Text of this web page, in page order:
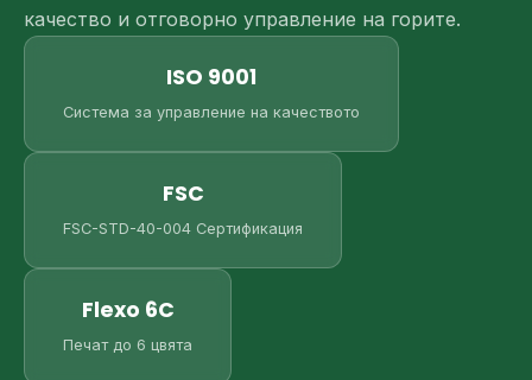
качество и отговорно управление на горите.
ISO 9001
Система за управление на качеството
FSC
FSC-STD-40-004 Сертификация
Flexo 6C
Печат до 6 цвята